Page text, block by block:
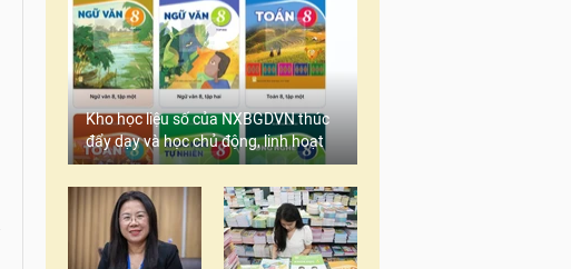
Kho học liệu số của NXBGDVN thúc
đẩy dạy và học chủ động, linh hoạt